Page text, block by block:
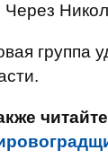
Через
группа